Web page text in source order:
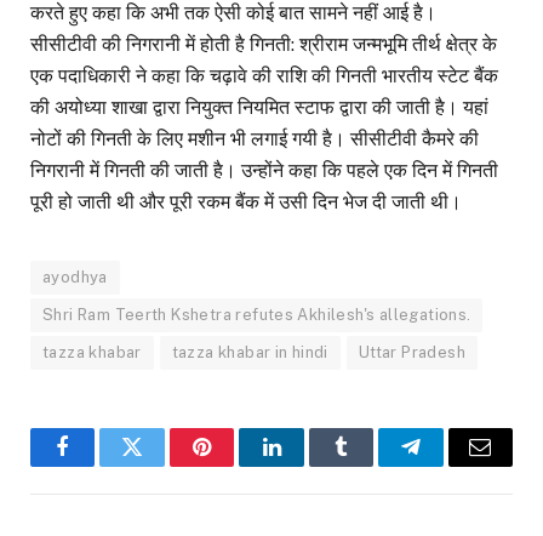
करते हुए कहा कि अभी तक ऐसी कोई बात सामने नहीं आई है।
सीसीटीवी की निगरानी में होती है गिनती: श्रीराम जन्मभूमि तीर्थ क्षेत्र के
एक पदाधिकारी ने कहा कि चढ़ावे की राशि की गिनती भारतीय स्टेट बैंक
की अयोध्या शाखा द्वारा नियुक्त नियमित स्टाफ द्वारा की जाती है। यहां
नोटों की गिनती के लिए मशीन भी लगाई गयी है। सीसीटीवी कैमरे की
निगरानी में गिनती की जाती है। उन्होंने कहा कि पहले एक दिन में गिनती
पूरी हो जाती थी और पूरी रकम बैंक में उसी दिन भेज दी जाती थी।
ayodhya
Shri Ram Teerth Kshetra refutes Akhilesh's allegations.
tazza khabar tazza khabar in hindi Uttar Pradesh
FacebookTwitter PinterestLinkedInTumblr TelegramEmail